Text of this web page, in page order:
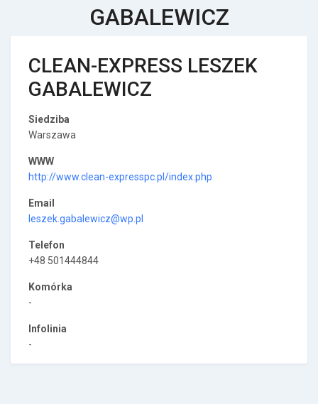
GABALEWICZ
CLEAN-EXPRESS LESZEK
GABALEWICZ
Siedziba
Warszawa
WWW
http://www.clean-expresspc.pl/index.php
Email
leszek.gabalewicz@wp.pl
Telefon
+48 501444844
Komórka
-
Infolinia
-